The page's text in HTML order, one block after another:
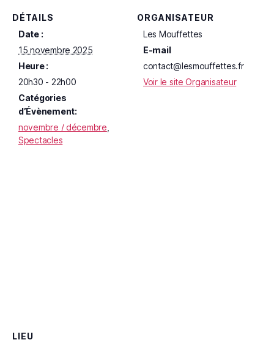
DÉTAILS
Date :
15 novembre 2025
Heure :
20h30 - 22h00
Catégories
d’Évènement:
novembre / décembre
Spectacles
ORGANISATEUR
Les Mouffettes
E-mail
contact@lesmouffettes.fr
Voir le site Organisateur
LIEU